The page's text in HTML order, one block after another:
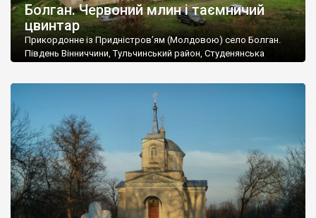
Болган. Червоний млин і таємничий
цвинтар
Прикордонне із Придністров’ям (Молдовою) село Болган.
Південь Вінниччини, Тульчинський район, Студенянська
старовинний цвинтар із кам’яними хрестами. Всі епітафії, які
збереглися, написані кирилицею, церковнослов’янською
мовою. За всіма традиційними ознаками – цвинтар
український. Хрести датуються 19 століттям. У 1924-1940
роках Болган […]